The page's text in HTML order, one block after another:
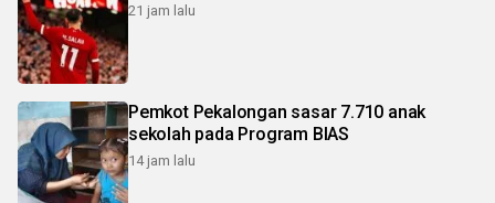
21 jam lalu
Pemkot Pekalongan sasar 7.710 anak
sekolah pada Program BIAS
14 jam lalu